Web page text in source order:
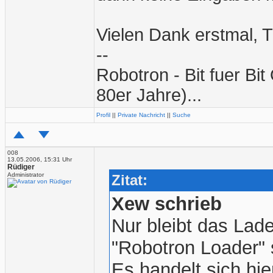
Vielen Dank erstmal,
--
Robotron - Bit fuer
80er Jahre)...
Profil || Private Nachricht || Suche
008
13.05.2006, 15:31 Uhr
Rüdiger
Administrator Zitat:
Xew schrieb
Nur bleibt das
"Robotron Loader"